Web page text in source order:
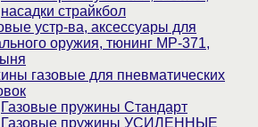
насадки страйкбол
устр-ва, аксессуары для
оружия, тюнинг МР-371,
газовые для пневматических
Газовые пружины Стандарт
Газовые пружины УСИЛЕННЫЕ